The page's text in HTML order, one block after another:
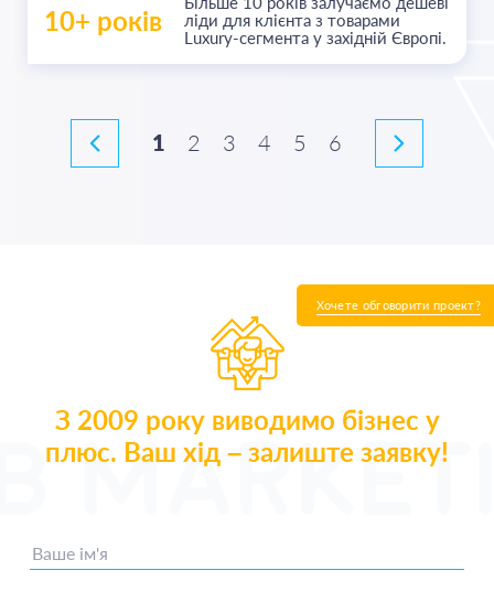
Хочете обговорити проект?
10+ років
ліди для клієнта з товарами
Luxury-сегмента у західній Європі.
1 2 3 4 5 6
З 2009 року виводимо бізнес у
плюс. Ваш хід – залиште заявку!